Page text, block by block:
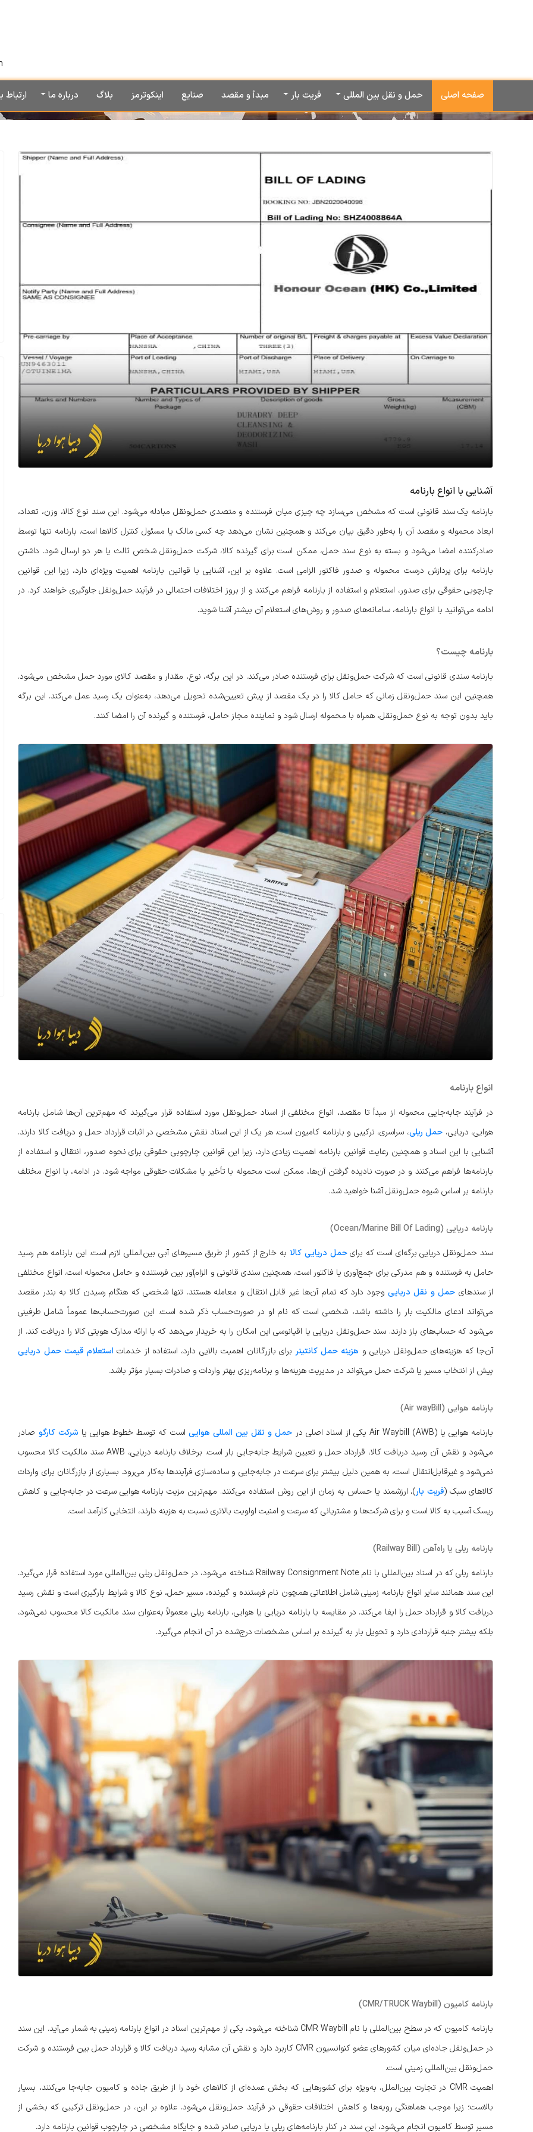
صفحه اصلی حمل و نقل بین المللی فریت بار مبدأ و مقصد صنایع اینکوترمز بلاگ درباره ما ارتباط
آشنایی با انواع بارنامه
بارنامه یک سند قانونی است که مشخص می‌سازد چه چیزی میان فرستنده و متصدی حمل‌ونقل مبادله می‌شود. این سند نوع کالا، وزن، تعداد،
ابعاد محموله و مقصد آن را به‌طور دقیق بیان می‌کند و همچنین نشان می‌دهد چه کسی مالک یا مسئول کنترل کالاها است. بارنامه تنها توسط
صادرکننده امضا می‌شود و بسته به نوع سند حمل، ممکن است برای گیرنده کالا، شرکت حمل‌ونقل شخص ثالث یا هر دو ارسال شود. داشتن
بارنامه برای پردازش درست محموله و صدور فاکتور الزامی است. علاوه بر این، آشنایی با قوانین بارنامه اهمیت ویژه‌ای دارد، زیرا این قوانین
چارچوبی حقوقی برای صدور، استعلام و استفاده از بارنامه فراهم می‌کنند و از بروز اختلافات احتمالی در فرآیند حمل‌ونقل جلوگیری خواهند کرد. در
ادامه می‌توانید با انواع بارنامه، سامانه‌های صدور و روش‌های استعلام آن بیشتر آشنا شوید.
بارنامه چیست؟
بارنامه سندی قانونی است که شرکت حمل‌ونقل برای فرستنده صادر می‌کند. در این برگه، نوع، مقدار و مقصد کالای مورد حمل مشخص می‌شود.
همچنین این سند حمل‌ونقل زمانی که حامل کالا را در یک مقصد از پیش تعیین‌شده تحویل می‌دهد، به‌عنوان یک رسید عمل می‌کند. این برگه
باید بدون توجه به نوع حمل‌ونقل، همراه با محموله ارسال شود و نماینده مجاز حامل، فرستنده و گیرنده آن را امضا کنند.
انواع بارنامه
در فرآیند جابه‌جایی محموله از مبدأ تا مقصد، انواع مختلفی از اسناد حمل‌ونقل مورد استفاده قرار می‌گیرند که مهم‌ترین آن‌ها شامل بارنامه
هوایی، دریایی، حمل ریلی، سراسری، ترکیبی و بارنامه کامیون است. هر یک از این اسناد نقش مشخصی در اثبات قرارداد حمل و دریافت کالا دارند.
آشنایی با این اسناد و همچنین رعایت قوانین بارنامه اهمیت زیادی دارد، زیرا این قوانین چارچوبی حقوقی برای نحوه صدور، انتقال و استفاده از
بارنامه‌ها فراهم می‌کنند و در صورت نادیده گرفتن آن‌ها، ممکن است محموله با تأخیر یا مشکلات حقوقی مواجه شود. در ادامه، با انواع مختلف
بارنامه بر اساس شیوه حمل‌ونقل آشنا خواهید شد.
بارنامه دریایی (Ocean/Marine Bill Of Lading)
سند حمل‌ونقل دریایی برگه‌ای است که برایحمل دریایی کالا به خارج از کشور از طریق مسیرهای آبی بین‌المللی لازم است. این بارنامه هم رسید
حامل به فرستنده و هم مدرکی برای جمع‌آوری یا فاکتور است. همچنین سندی قانونی و الزام‌آور بین فرستنده و حامل محموله است. انواع مختلفی
از سندهای حمل ‌و نقل دریاییوجود دارد که تمام آن‌ها غیر قابل انتقال و معامله هستند. تنها شخصی که هنگام رسیدن کالا به بندر مقصد
می‌تواند ادعای مالکیت بار را داشته باشد، شخصی است که نام او در صورت‌حساب ذکر شده است. این صورت‌حساب‌ها عموماً شامل طرفینی
می‌شود که حساب‌های باز دارند. سند حمل‌ونقل دریایی یا اقیانوسی این امکان را به خریدار می‌دهد که با ارائه مدارک هویتی کالا را دریافت کند. از
آن‌جا که هزینه‌های حمل‌ونقل دریایی و هزینه حمل کانتینر برای بازرگانان اهمیت بالایی دارد، استفاده از خدمات استعلام قیمت حمل دریایی
پیش از انتخاب مسیر یا شرکت حمل می‌تواند در مدیریت هزینه‌ها و برنامه‌ریزی بهتر واردات و صادرات بسیار مؤثر باشد.
بارنامه هوایی (Air wayBill)
بارنامه هوایی یا Air Waybill (AWB) یکی از اسناد اصلی در
حمل و نقل بین المللی هوایی است که توسط خطوط هوایی یا شرکت کارگو صادر
می‌شود و نقش آن رسید دریافت کالا، قرارداد حمل و تعیین شرایط جابه‌جایی بار است. برخلاف بارنامه دریایی، AWB سند مالکیت کالا محسوب
نمی‌شود و غیرقابل‌انتقال است، به همین دلیل بیشتر برای سرعت در جابه‌جایی و ساده‌سازی فرآیندها به‌کار می‌رود. بسیاری از بازرگانان برای واردات
کالاهای سبک (فریت بار)، ارزشمند یا حساس به زمان از این روش استفاده می‌کنند. مهم‌ترین مزیت بارنامه هوایی سرعت در جابه‌جایی و کاهش
ریسک آسیب به کالا است و برای شرکت‌ها و مشتریانی که سرعت و امنیت اولویت بالاتری نسبت به هزینه دارند، انتخابی کارآمد است.
بارنامه ریلی یا راه‌آهن (Railway Bill)
بارنامه ریلی که در اسناد بین‌المللی با نام Railway Consignment Note شناخته می‌شود، در حمل‌ونقل ریلی بین‌المللی مورد استفاده قرار می‌گیرد.
این سند همانند سایر انواع بارنامه زمینی شامل اطلاعاتی همچون نام فرستنده و گیرنده، مسیر حمل، نوع کالا و شرایط بارگیری است و نقش رسید
دریافت کالا و قرارداد حمل را ایفا می‌کند. در مقایسه با بارنامه دریایی یا هوایی، بارنامه ریلی معمولاً به‌عنوان سند مالکیت کالا محسوب نمی‌شود،
بلکه بیشتر جنبه قراردادی دارد و تحویل بار به گیرنده بر اساس مشخصات درج‌شده در آن انجام می‌گیرد.
بارنامه کامیون (CMR/TRUCK Waybill)
بارنامه کامیون که در سطح بین‌المللی با نام CMR Waybill شناخته می‌شود، یکی از مهم‌ترین اسناد در انواع بارنامه زمینی به شمار می‌آید. این سند
در حمل‌ونقل جاده‌ای میان کشورهای عضو کنوانسیون CMR کاربرد دارد و نقش آن مشابه رسید دریافت کالا و قرارداد حمل بین فرستنده و شرکت
حمل‌ونقل بین‌المللی زمینی است.
اهمیت CMR در تجارت بین‌الملل، به‌ویژه برای کشورهایی که بخش عمده‌ای از کالاهای خود را از طریق جاده و کامیون جابه‌جا می‌کنند، بسیار
بالاست؛ زیرا موجب هماهنگی رویه‌ها و کاهش اختلافات حقوقی در فرآیند حمل‌ونقل می‌شود. علاوه بر این، در حمل‌ونقل ترکیبی که بخشی از
مسیر توسط کامیون انجام می‌شود، این سند در کنار بارنامه‌های ریلی یا دریایی صادر شده و جایگاه مشخصی در چارچوب قوانین بارنامه دارد.